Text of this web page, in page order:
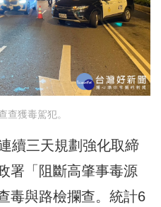
查獲毒駕犯。
續三天規劃強化取締
署「阻斷高肇事毒源
毒與路檢攔查。統計6